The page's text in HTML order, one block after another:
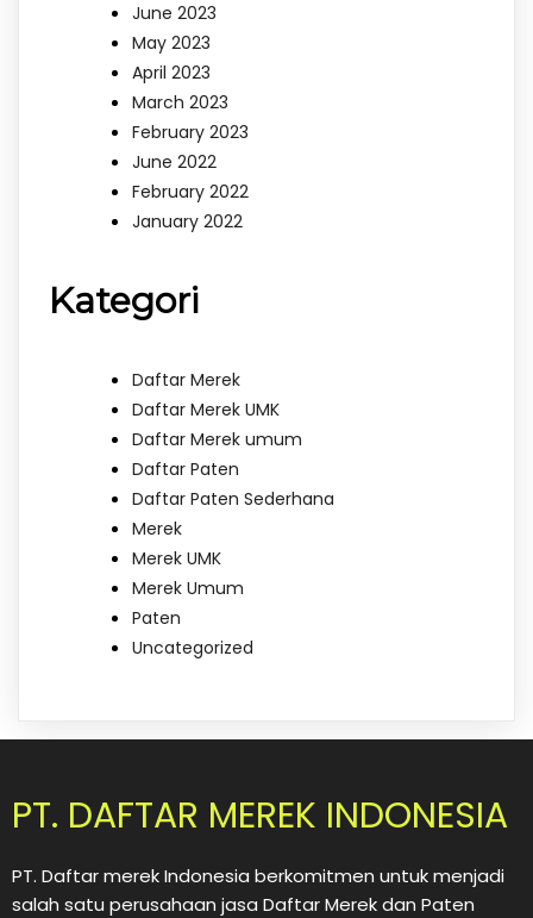
June 2023
May 2023
April 2023
March 2023
February 2023
June 2022
February 2022
January 2022
Kategori
Daftar Merek
Daftar Merek UMK
Daftar Merek umum
Daftar Paten
Daftar Paten Sederhana
Merek
Merek UMK
Merek Umum
Paten
Uncategorized
PT. DAFTAR MEREK INDONESIA
PT. Daftar merek Indonesia berkomitmen untuk menjadi
salah satu perusahaan jasa Daftar Merek dan Paten